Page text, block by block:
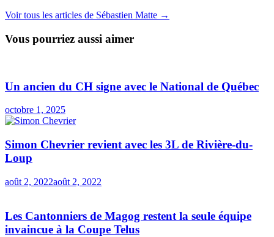
Voir tous les articles de Sébastien Matte →
Vous pourriez aussi aimer
Un ancien du CH signe avec le National de Québec
octobre 1, 2025
Simon Chevrier revient avec les 3L de Rivière-du-
Loup
août 2, 2022août 2, 2022
Les Cantonniers de Magog restent la seule équipe
invaincue à la Coupe Telus